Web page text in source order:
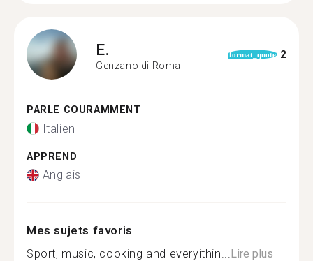
E.
Genzano di Roma
format_quote 2
PARLE COURAMMENT
Italien
APPREND
Anglais
Mes sujets favoris
Sport, music, cooking and everyithin...Lire plus